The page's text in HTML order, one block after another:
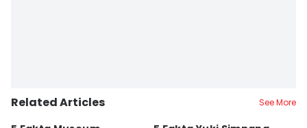
Related Articles See More